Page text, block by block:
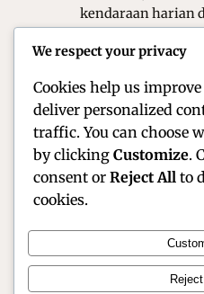
kendaraan harian
telemetri adalah
Official Site of Christian
We respect your privacy
Cookies help us
deliver personalized
traffic. You can choose
by clicking Customize.
consent or Reject All to
cookies.
Reject